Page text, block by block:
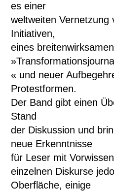
es einer
weltweiten Vernetzung
Initiativen,
eines breitenwirksamen
« und neuer
Protestformen.
Der Band gibt einen
Stand
der Diskussion und
neue Erkenntnisse
für Leser mit
einzelnen Diskurse
Oberfläche, einige